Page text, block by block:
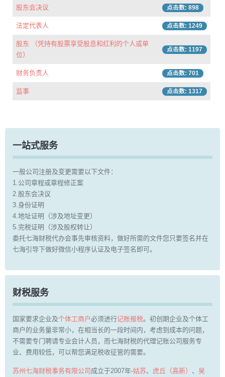
股东会决议 点击数: 898
法定代表人 点击数: 1249
股东 （凭持有股票享受股息和红利的个人或单
位）
点击数: 1197
财务负责人 点击数: 701
监事 点击数: 1317
一站式服务
一般公司注册及变更需要以下文件：
1.公司章程或章程修正案
2.股东会决议
3.身份证明
4.地址证明（涉及地址变更）
5.完税证明（涉及股权转让）
委托七海财税代办会事先审核资料，做好所需的文件您只要签名并在
七海引导下做好微信小程序认证及电子签名即可。
财税服务
国家要求企业及个体工商户必须进行记账报税。初创期企业及个体工
商户的业务量非常小，在相当长的一段时间内，考虑到成本的问题，
不需要专门聘请专业会计人员，而七海财税的代理记账公司服务专
业、费用较低，可以帮您满足税收征管的需要。
苏州七海财税事务有限公司 成立于2007年-姑苏、 虎丘（高新） 、 吴